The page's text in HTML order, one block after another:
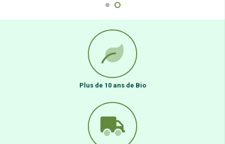
Plus de 10 ans de Bio